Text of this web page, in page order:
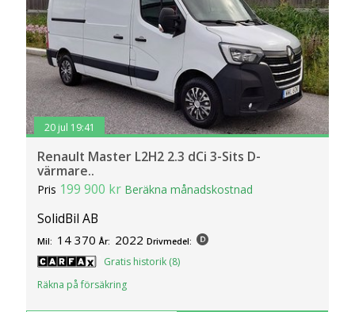
20 jul 19:41
Renault Master L2H2 2.3 dCi 3-Sits D-
värmare..
Pris 199 900 kr Beräkna månadskostnad
SolidBil AB
Mil: 14 370 År: 2022 Drivmedel:
Gratis historik (8)
Räkna på försäkring